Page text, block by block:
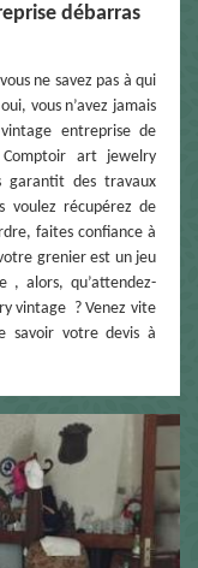
débarras
ne savez pas à qui
vous n’avez jamais
entreprise de
art jewelry
garantit des travaux
voulez récupérez de
faites confiance à
grenier est un jeu
, alors, qu’attendez-
vintage ? Venez vite
savoir votre devis à